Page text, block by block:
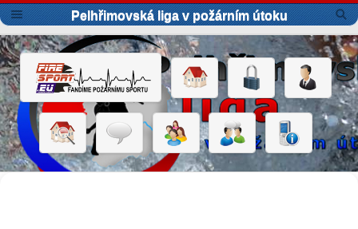
Pelhřimovská liga v požárním útoku